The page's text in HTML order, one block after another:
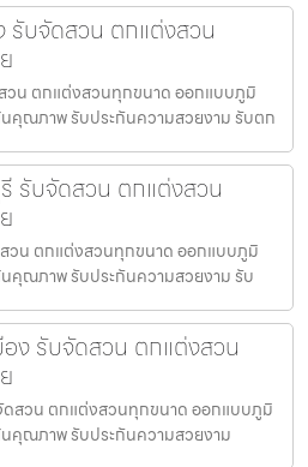
บจัดสวน ตกแต่งสวน
น ตกแต่งสวนทุกขนาด ออกแบบภูมิ
นคุณภาพ รับประกันความสวยงาม รับตก
รับจัดสวน ตกแต่งสวน
วน ตกแต่งสวนทุกขนาด ออกแบบภูมิ
นคุณภาพ รับประกันความสวยงาม รับ
ง รับจัดสวน ตกแต่งสวน
สวน ตกแต่งสวนทุกขนาด ออกแบบภูมิ
นคุณภาพ รับประกันความสวยงาม